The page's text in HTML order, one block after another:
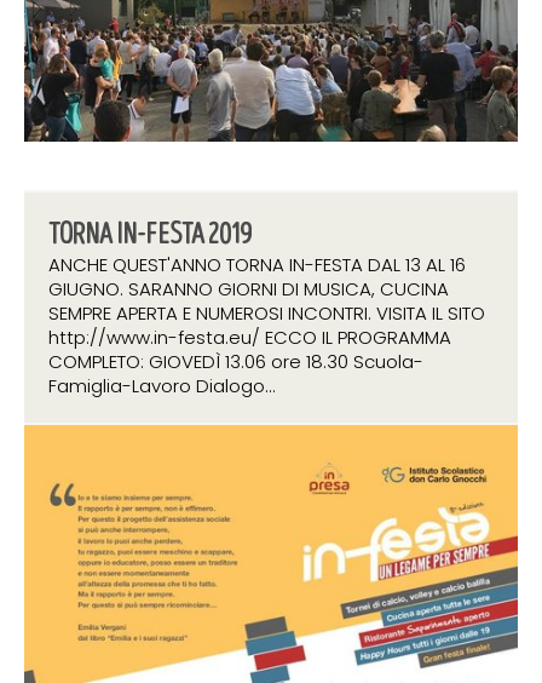
TORNA IN-FESTA 2019
ANCHE QUEST'ANNO TORNA IN-FESTA DAL 13 AL 16
GIUGNO. SARANNO GIORNI DI MUSICA, CUCINA
SEMPRE APERTA E NUMEROSI INCONTRI. VISITA IL SITO
http://www.in-festa.eu/ ECCO IL PROGRAMMA
COMPLETO: GIOVEDÌ 13.06 ore 18.30 Scuola-
Famiglia-Lavoro Dialogo...